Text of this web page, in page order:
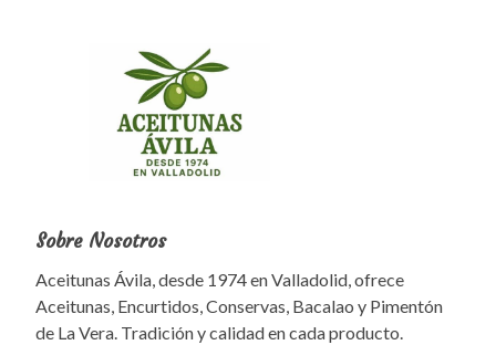
Sobre Nosotros
Aceitunas Ávila, desde 1974 en Valladolid, ofrece
Aceitunas, Encurtidos, Conservas, Bacalao y Pimentón
de La Vera. Tradición y calidad en cada producto.